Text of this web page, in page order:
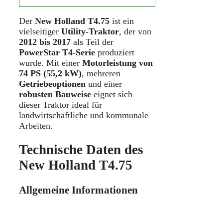
Der New Holland T4.75 ist ein
vielseitiger Utility-Traktor, der von
2012 bis 2017 als Teil der
PowerStar T4-Serie produziert
wurde. Mit einer Motorleistung von
74 PS (55,2 kW), mehreren
Getriebeoptionen und einer
robusten Bauweise eignet sich
dieser Traktor ideal für
landwirtschaftliche und kommunale
Arbeiten.
Technische Daten des
New Holland T4.75
Allgemeine Informationen